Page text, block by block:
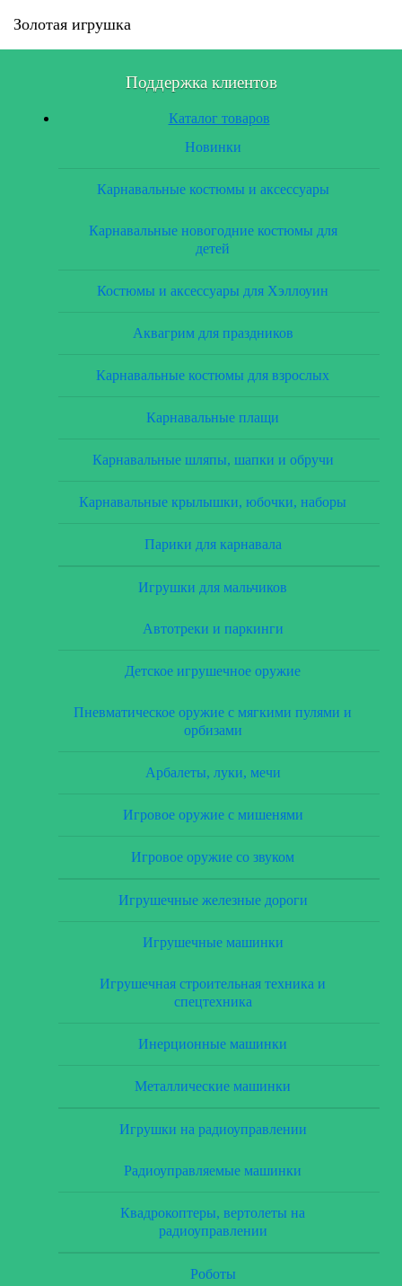
Золотая игрушка
Поддержка клиентов
Каталог товаров
Новинки
Карнавальные костюмы и аксессуары
Карнавальные новогодние костюмы для
детей
Костюмы и аксессуары для Хэллоуин
Аквагрим для праздников
Карнавальные костюмы для взрослых
Карнавальные плащи
Карнавальные шляпы, шапки и обручи
Карнавальные крылышки, юбочки, наборы
Парики для карнавала
Игрушки для мальчиков
Автотреки и паркинги
Детское игрушечное оружие
Пневматическое оружие с мягкими пулями и
орбизами
Арбалеты, луки, мечи
Игровое оружие с мишенями
Игровое оружие со звуком
Игрушечные железные дороги
Игрушечные машинки
Игрушечная строительная техника и
спецтехника
Инерционные машинки
Металлические машинки
Игрушки на радиоуправлении
Радиоуправляемые машинки
Квадрокоптеры, вертолеты на
радиоуправлении
Роботы